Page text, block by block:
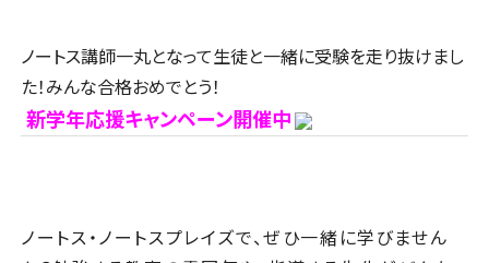
ノートス講師一丸となって生徒と一緒に受験を走り抜けまし
た！みんな合格おめでとう！
新学年応援キャンペーン開催中
ノートス・ノートスプレイズで、ぜひ一緒に学びません